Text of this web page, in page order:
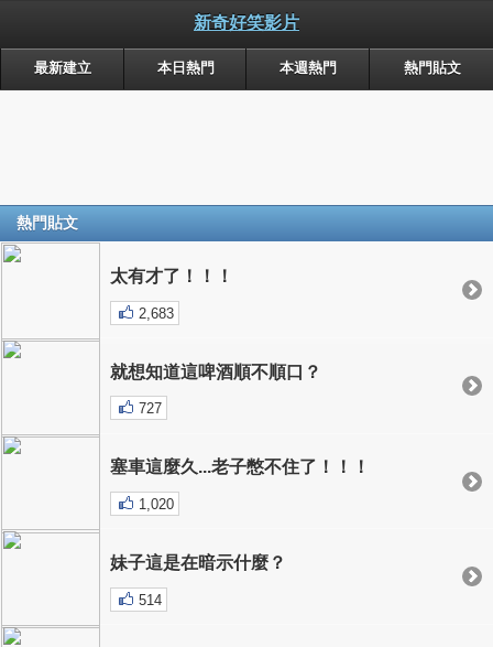
新奇好笑影片
最新建立 本日熱門 本週熱門 熱門貼文
熱門貼文
太有才了！！！
2,683
就想知道這啤酒順不順口？
727
塞車這麼久...老子憋不住了！！！
1,020
妹子這是在暗示什麼？
514